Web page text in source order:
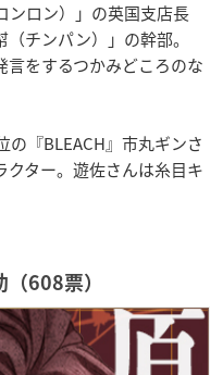
ンロン）」の英国支店長
チンパン）」の幹部。
をするつかみどころのな
『BLEACH』市丸ギンさ
ター。遊佐さんは糸目キ
608票）